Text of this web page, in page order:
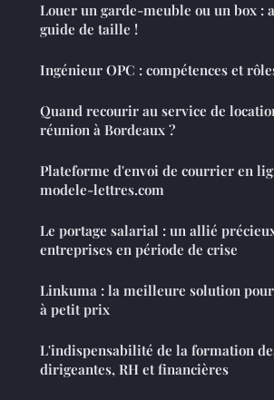
Louer un garde-meuble ou un box :
guide de taille !
Ingénieur OPC : compétences et
Quand recourir au service de
réunion à Bordeaux ?
Plateforme d'envoi de courrier en
modele-lettres.com
Le portage salarial : un allié
entreprises en période de crise
Linkuma : la meilleure solution
à petit prix
L'indispensabilité de la formation
dirigeantes, RH et financières